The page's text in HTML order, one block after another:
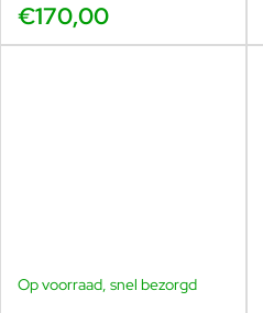
€170,00
Op voorraad, snel bezorgd